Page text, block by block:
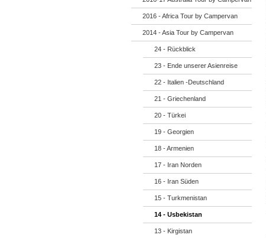
2016 - Africa Tour by Campervan
2014 - Asia Tour by Campervan
24 - Rückblick
23 - Ende unserer Asienreise
22 - Italien -Deutschland
21 - Griechenland
20 - Türkei
19 - Georgien
18 - Armenien
17 - Iran Norden
16 - Iran Süden
15 - Turkmenistan
14 - Usbekistan
13 - Kirgistan